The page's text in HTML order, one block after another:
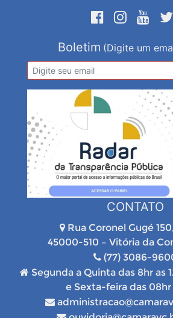
Boletim (Digite um
CONTATO
Rua Coronel Gugé
45000-510 – Vitória da
(77) 3086-
Segunda a Quinta das 8hr as
e Sexta-feira das 08hr